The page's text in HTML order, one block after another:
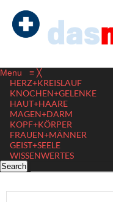
Menu ≡ ╳
HERZ+KREISLAUF
KNOCHEN+GELENKE
HAUT+HAARE
MAGEN+DARM
KOPF+KÖRPER
FRAUEN+MÄNNER
GEIST+SEELE
WISSENWERTES